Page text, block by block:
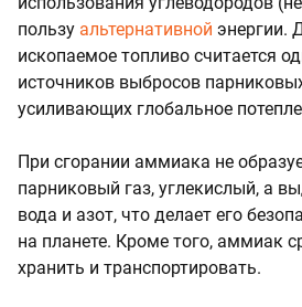
пользу альтернативной энергии.
ископаемое топливо считается
источников выбросов
усиливающих глобальное
При сгорании аммиака не
парниковый газ, углекислый, а
вода и азот, что делает его
на планете. Кроме того, аммиак
хранить и транспортировать.